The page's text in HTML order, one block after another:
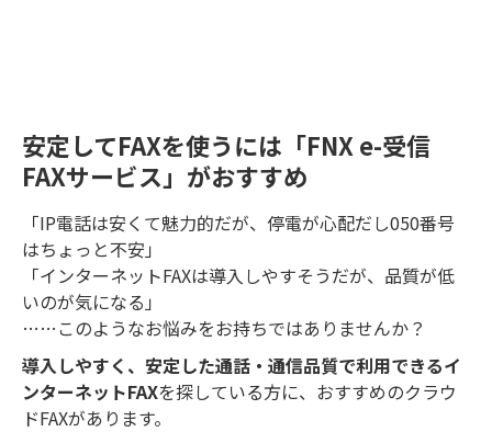
安定してFAXを使うには「FNX e-受信
FAXサービス」がおすすめ
「IP電話は安くて魅力的だが、停電が心配だし050番号
はちょっと不安」
「インターネットFAXは導入しやすそうだが、品質が低
いのが気になる」
……このようなお悩みをお持ちではありませんか？
導入しやすく、安定した通話・通信品質で利用できるイ
ンターネットFAXを探している方に、おすすめのクラウ
ドFAXがあります。